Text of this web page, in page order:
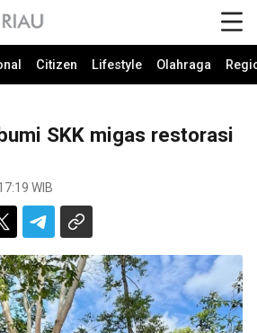
Citizen Lifestyle Olahraga
SKK migas restorasi
WIB